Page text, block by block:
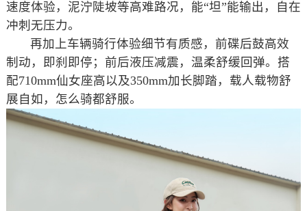
速度体验，泥泞陡坡等高难路况，能“坦”能输出，自在
冲刺无压力。
再加上车辆骑行体验细节有质感，前碟后鼓高效
制动，即刹即停；前后液压减震，温柔舒缓回弹。搭
配710mm仙女座高以及350mm加长脚踏，载人载物舒
展自如，怎么骑都舒服。